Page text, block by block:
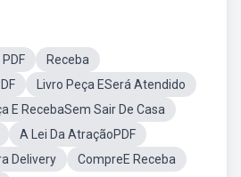
Receba
Livro Peça ESerá Atendido
E RecebaSem Sair De Casa
A Lei Da AtraçãoPDF
Delivery
CompreE Receba